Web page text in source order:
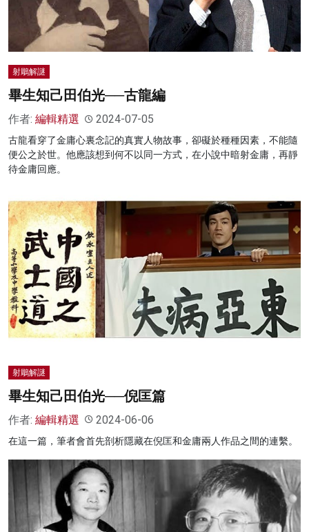
射鵰解謎
畢生知己田伯光──古龍編
作者: 編輯精選 2024-07-05
古龍看穿了金庸心裏念記的真實人物故事，卻礙於種種因素，不能隨
便公之於世。他應該想到何不以同一方式，在小說中暗射金庸，再靜
待金庸回應。
射鵰解謎
畢生知己田伯光──倪匡篇
作者: 編輯精選 2024-06-06
在這一篇，筆者會首先剖析隱藏在倪匡和金庸兩人作品之間的連繫。